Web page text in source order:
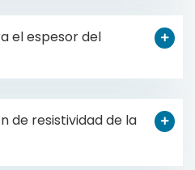
el espesor del
de resistividad de la